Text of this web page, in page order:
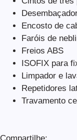
Encosto de
Faróis de
Freios ABS
ISOFIX para
Limpador e
Repetidores
Travamento